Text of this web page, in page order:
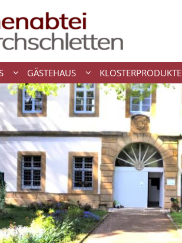
GÄSTEHAUS KLOSTERPRODUKTE